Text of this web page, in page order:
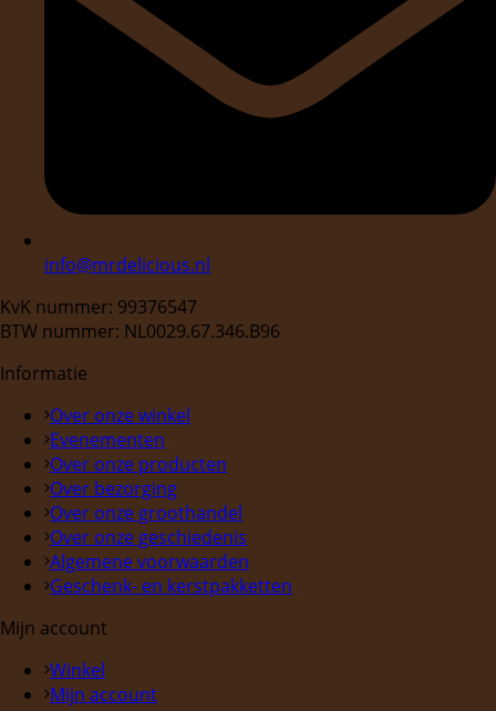
info@mrdelicious.nl
KvK nummer: 99376547
BTW nummer: NL0029.67.346.B96
Informatie
Over onze winkel
Evenementen
Over onze producten
Over bezorging
Over onze groothandel
Over onze geschiedenis
Algemene voorwaarden
Geschenk- en kerstpakketten
Mijn account
Winkel
Mijn account